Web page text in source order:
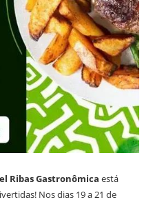
Ribas Gastronômica está
Nos dias 19 a 21 de